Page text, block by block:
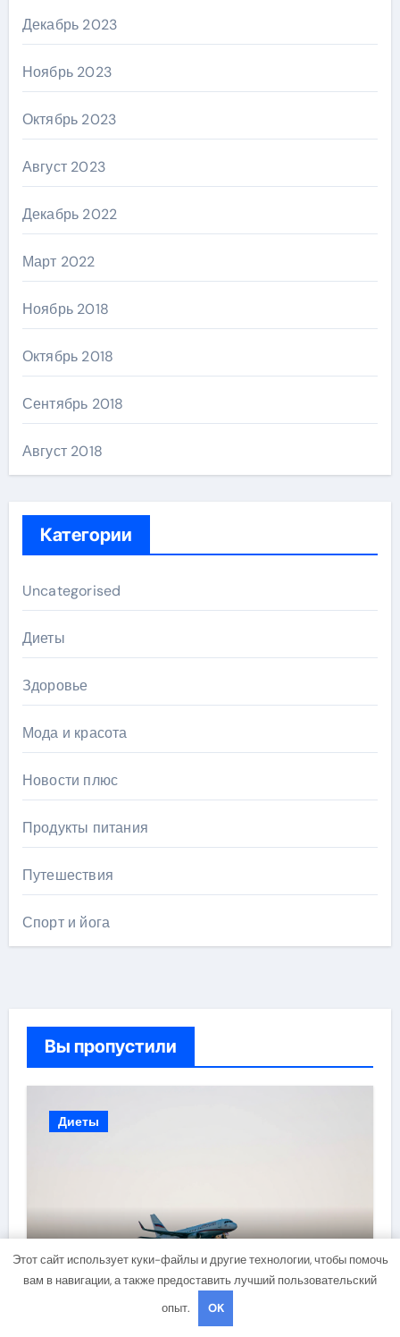
Декабрь 2023
Ноябрь 2023
Октябрь 2023
Август 2023
Декабрь 2022
Март 2022
Ноябрь 2018
Октябрь 2018
Сентябрь 2018
Август 2018
Категории
Uncategorised
Диеты
Здоровье
Мода и красота
Новости плюс
Продукты питания
Путешествия
Спорт и йога
Вы пропустили
Диеты
Авиабилеты между столицей
и сибирским городом:
варианты маршрутов, тарифы
Этот сайт использует куки-файлы и другие технологии, чтобы помочь
вам в навигации, а также предоставить лучший пользовательский
опыт.
OK